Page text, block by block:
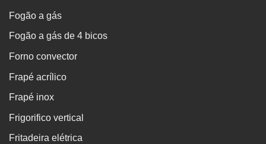
Fogão a gás
Fogão a gás de 4 bicos
Forno convector
Frapé acrílico
Frapé inox
Frigorifico vertical
Fritadeira elétrica